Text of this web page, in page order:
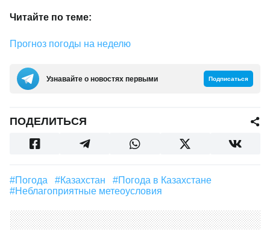
Читайте по теме:
Прогноз погоды на неделю
Узнавайте о новостях первыми Подписаться
ПОДЕЛИТЬСЯ
#погода #Казахстан
#Погода в Казахстане
#Неблагоприятные метеоусловия